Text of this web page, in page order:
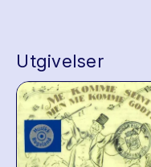
Utgivelser